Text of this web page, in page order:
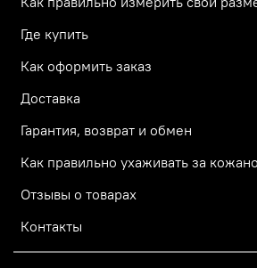
Где купить
Как оформить заказ
Доставка
Гарантия, возврат и обмен
Как правильно ухаживать за
Отзывы о товарах
Контакты